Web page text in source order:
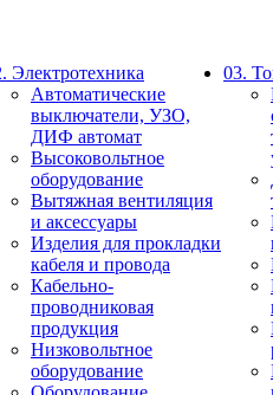
Электротехника
Автоматические
выключатели, УЗО,
ДИФ автомат
Высоковольтное
оборудование
Вытяжная вентиляция
и аксессуары
Изделия для прокладки
кабеля и провода
Кабельно-
проводниковая
продукция
Низковольтное
оборудование
03.